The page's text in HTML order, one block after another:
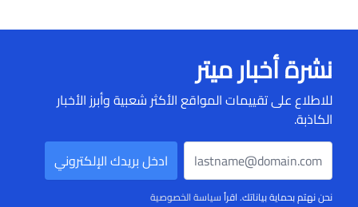
نشرة أخبار ميتر
للاطلاع على تقييمات المواقع الأكثر شعبية وأبرز الأخبار
الكاذبة.
نحن نهتم بحماية بياناتك. اقرأسياسة الخصوصية